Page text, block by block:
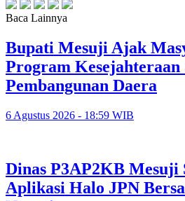
Baca Lainnya
Bupati Mesuji Ajak
Program Kesejahteraan
Pembangunan Daera
6 Agustus 2026 - 18:59 WIB
Dinas P3AP2KB Mesuji
Aplikasi Halo JPN